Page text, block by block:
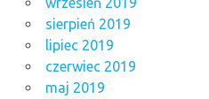
sierpień 2019
lipiec 2019
czerwiec 2019
maj 2019